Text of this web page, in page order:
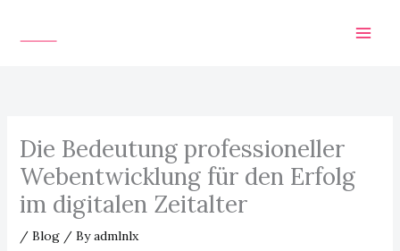
Die Bedeutung professioneller
Webentwicklung für den Erfolg
im digitalen Zeitalter
/ Blog/ Byadmlnlx